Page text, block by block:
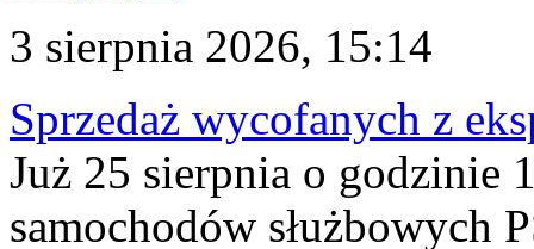
3 sierpnia 2026, 15:14
Sprzedaż wycofanych z
Już 25 sierpnia o godzinie
samochodów służbowych